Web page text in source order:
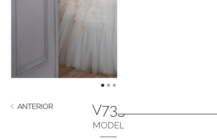
MODEL
V733
ANTERIOR